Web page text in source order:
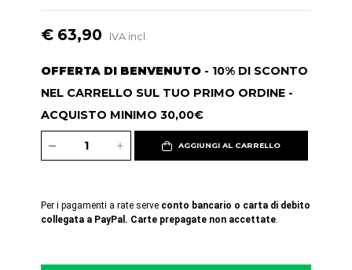
€ 63,90 IVA incl.
OFFERTA DI BENVENUTO - 10% DI SCONTO
NEL CARRELLO SUL TUO PRIMO ORDINE -
ACQUISTO MINIMO 30,00€
AGGIUNGI AL CARRELLO
Per i pagamenti a rate serve conto bancario o carta di debito
collegata a PayPal. Carte prepagate non accettate.